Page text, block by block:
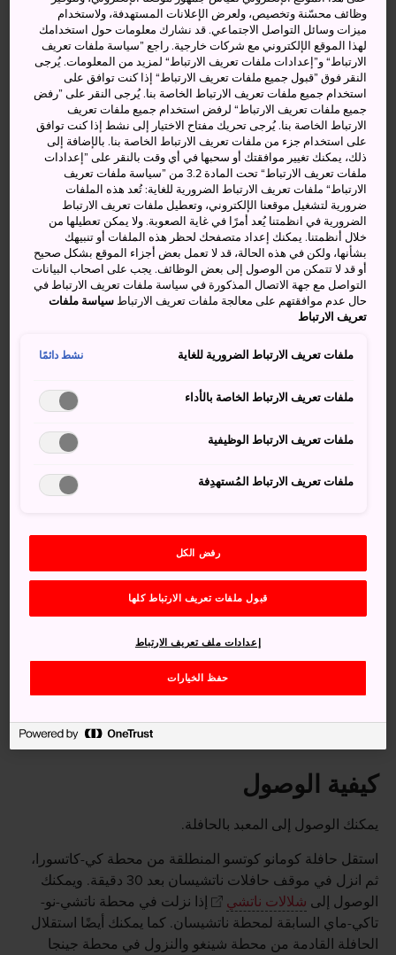
الكلمات المفتاحية الخريطة
معبد مثالي لالتقاط الصور، تتناغم
عمارته مع ما حوله من معالم طبيعية
يقع برج الباغودا الأحمر المؤلف من ثلاثة طوابق بمعبد
سيغانتوجي مباشرةً أمامشلالات ناتشي
، شاهدًا على ذلك
التناغم الرائع بين العمارة البشرية وجمال البيئة الطبيعية. يرتبط
بالمعبد أيضًا
ضريح كومانو ناتشي تايشا
في تعبير مماثل عن
التناغم الكبير بين البوذية والشنتوية.
حقائق سريعة
لم يتبقَّ من معابد واقعة بالقرب شنتو إلا عدد قليل جدًا، منها
القرن السادس عشر الميلادي
كيفية الوصول
يمكنك الوصول إلى المعبد بالحافلة.
استقل حافلة كومانو كوتسو المنطلقة من محطة كي-كاتسورا،
ثم انزل في موقف حافلات ناتشيسان بعد 30 دقيقة. ويمكنك
الوصول إلى شلالات ناتشي
إذا نزلت في محطة ناتشي-نو-
تاكي-ماي السابقة لمحطة ناتشيسان. كما يمكنك أيضًا استقلال
الحافلة القادمة من محطة شينغو والنزول في محطة جينجا
وظائف محسّنة وتخصيص، ولعرض الإعلانات المستهدفة، ولاستخدام
ميزات وسائل التواصل الاجتماعي. قد نشارك معلومات حول استخدامك
لهذا الموقع الإلكتروني مع شركات خارجية. راجع ”سياسة ملفات تعريف
الارتباط“ و”إعدادات ملفات تعريف الارتباط“ لمزيد من المعلومات. يُرجى
النقر فوق ”قبول جميع ملفات تعريف الارتباط“ إذا كنت توافق على
استخدام جميع ملفات تعريف الارتباط الخاصة بنا. يُرجى النقر على ”رفض
جميع ملفات تعريف الارتباط“ لرفض استخدام جميع ملفات تعريف
الارتباط الخاصة بنا. يُرجى تحريك مفتاح الاختيار إلى نشط إذا كنت توافق
على استخدام جزء من ملفات تعريف الارتباط الخاصة بنا. بالإضافة إلى
ذلك، يمكنك تغيير موافقتك أو سحبها في أي وقت بالنقر على ”إعدادات
ملفات تعريف الارتباط“ تحت المادة 3.2 من ”سياسة ملفات تعريف
الارتباط“ ملفات تعريف الارتباط الضرورية للغاية: تُعد هذه الملفات
ضرورية لتشغيل موقعنا الإلكتروني، وتعطيل ملفات تعريف الارتباط
الضرورية في انظمتنا يُعد أمرًا في غاية الصعوبة. ولا يمكن تعطيلها من
خلال أنظمتنا. يمكنك إعداد متصفحك لحظر هذه الملفات أو تنبيهك
بشأنها، ولكن في هذه الحالة، قد لا تعمل بعض أجزاء الموقع بشكل صحيح
أو قد لا تتمكن من الوصول إلى بعض الوظائف. يجب على اصحاب البيانات
التواصل مع جهة الاتصال المذكورة في سياسة ملفات تعريف الارتباط في
حال عدم موافقتهم على معالجة ملفات تعريف الارتباطسياسة ملفات
تعريف الارتباط
ملفات تعريف الارتباط الضرورية للغاية نشط دائمًا
ملفات تعريف الارتباط الخاصة بالأداء
ملفات تعريف الارتباط الوظيفية
ملفات تعريف الارتباط المُستهدِفة
رفض الكل
قبول ملفات تعريف الارتباط كلها
حفظ الخيارات
إعدادات ملف تعريف الارتباط